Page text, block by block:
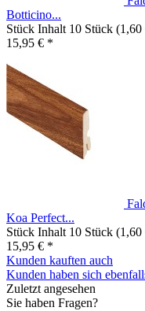
Botticino...
Stück Inhalt 10 Stück (1,60
15,95 € *
Koa Perfect...
Stück Inhalt 10 Stück (1,60
15,95 € *
Kunden kauften auch
Kunden haben sich
Zuletzt angesehen
Sie haben Fragen?